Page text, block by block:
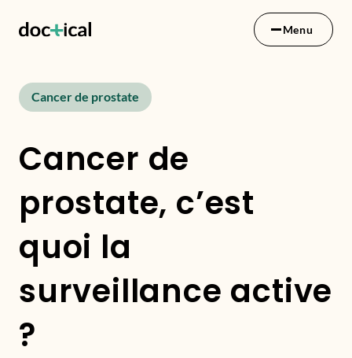
Menu
Cancer de prostate
Cancer de
prostate, c’est
quoi la
surveillance active
?